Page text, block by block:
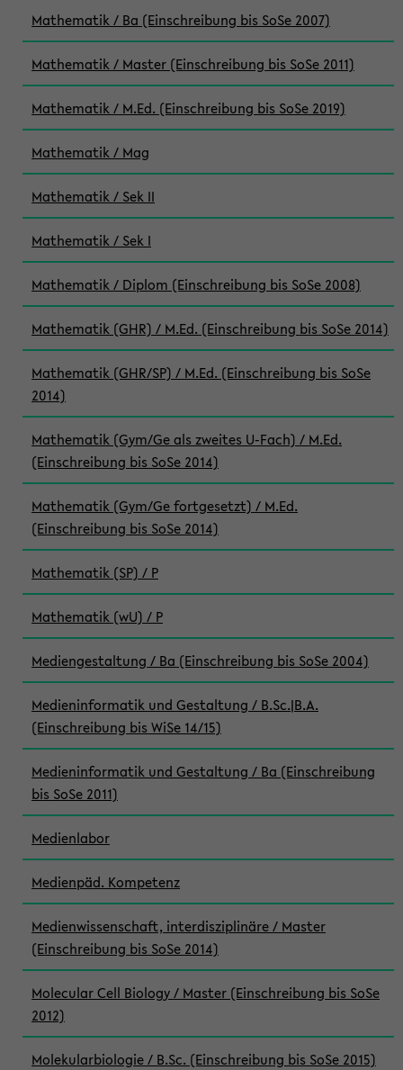
Mathematik / Ba (Einschreibung bis SoSe 2007)
Mathematik / Master (Einschreibung bis SoSe 2011)
Mathematik / M.Ed. (Einschreibung bis SoSe 2019)
Mathematik / Mag
Mathematik / Sek II
Mathematik / Sek I
Mathematik / Diplom (Einschreibung bis SoSe 2008)
Mathematik (GHR) / M.Ed. (Einschreibung bis SoSe 2014)
Mathematik (GHR/SP) / M.Ed. (Einschreibung bis SoSe
2014)
Mathematik (Gym/Ge als zweites U-Fach) / M.Ed.
(Einschreibung bis SoSe 2014)
Mathematik (Gym/Ge fortgesetzt) / M.Ed.
(Einschreibung bis SoSe 2014)
Mathematik (SP) / P
Mathematik (wU) / P
Mediengestaltung / Ba (Einschreibung bis SoSe 2004)
Medieninformatik und Gestaltung / B.Sc.|B.A.
(Einschreibung bis WiSe 14/15)
Medieninformatik und Gestaltung / Ba (Einschreibung
bis SoSe 2011)
Medienlabor
Medienpäd. Kompetenz
Medienwissenschaft, interdisziplinäre / Master
(Einschreibung bis SoSe 2014)
Molecular Cell Biology / Master (Einschreibung bis SoSe
2012)
Molekularbiologie / B.Sc. (Einschreibung bis SoSe 2015)